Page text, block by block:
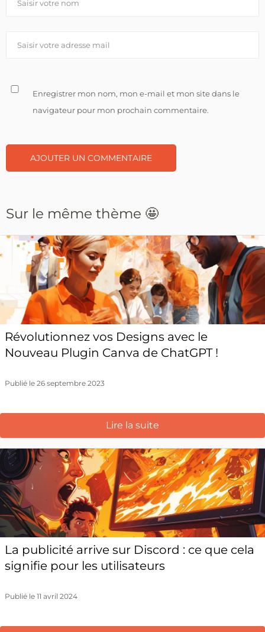
Enregistrer mon nom, mon e-mail et mon site dans le
navigateur pour mon prochain commentaire.
Sur le même thème 🤩
Révolutionnez vos Designs avec le
Nouveau Plugin Canva de ChatGPT !
Publié le 26 septembre 2023
Lire la suite
La publicité arrive sur Discord : ce que cela
signifie pour les utilisateurs
Publié le 11 avril 2024